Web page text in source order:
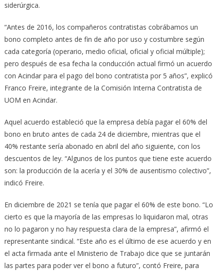
siderúrgica.
“Antes de 2016, los compañeros contratistas cobrábamos un
bono completo antes de fin de año por uso y costumbre según
cada categoría (operario, medio oficial, oficial y oficial múltiple);
pero después de esa fecha la conducción actual firmó un acuerdo
con Acindar para el pago del bono contratista por 5 años”, explicó
Franco Freire, integrante de la Comisión Interna Contratista de
UOM en Acindar.
Aquel acuerdo estableció que la empresa debía pagar el 60% del
bono en bruto antes de cada 24 de diciembre, mientras que el
40% restante sería abonado en abril del año siguiente, con los
descuentos de ley. “Algunos de los puntos que tiene este acuerdo
son: la producción de la acería y el 30% de ausentismo colectivo”,
indicó Freire.
En diciembre de 2021 se tenía que pagar el 60% de este bono. “Lo
cierto es que la mayoría de las empresas lo liquidaron mal, otras
no lo pagaron y no hay respuesta clara de la empresa”, afirmó el
representante sindical. “Este año es el último de ese acuerdo y en
el acta firmada ante el Ministerio de Trabajo dice que se juntarán
las partes para poder ver el bono a futuro”, contó Freire, para